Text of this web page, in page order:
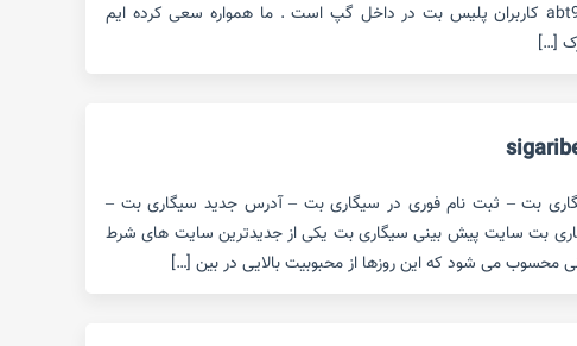
عملکرد سایت پیش بینی abt90 کاربران پلیس بت در داخل گپ است . ما همواره سعی کرده ایم
[…]
بت – ثبت نام فوری در سیگاری بت – آدرس جدید سیگاری بت –
بت سایت پیش بینی سیگاری بت یکی از جدیدترین سایت های شرط
محسوب می شود که این روزها از محبوبیت بالایی در بین […]